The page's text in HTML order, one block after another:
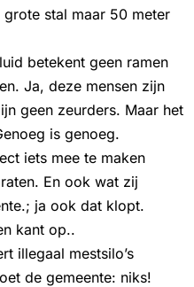
stal maar 50 meter
betekent geen ramen
Ja, deze mensen zijn
geen zeurders. Maar het
is genoeg.
iets mee te maken
En ook wat zij
ja ook dat klopt.
kant op..
illegaal mestsilo’s
de gemeente: niks!